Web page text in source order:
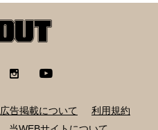
広告掲載について
利用規約